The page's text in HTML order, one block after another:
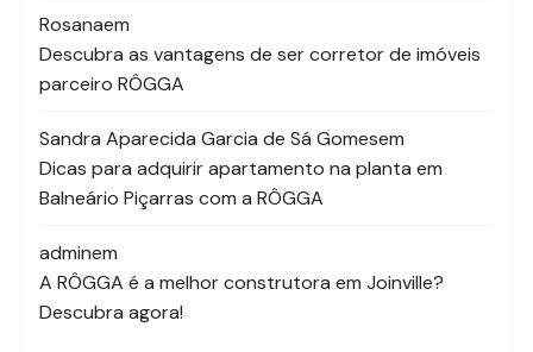
Rosanaem
Descubra as vantagens de ser corretor de imóveis
parceiro RÔGGA
Sandra Aparecida Garcia de Sá Gomesem
Dicas para adquirir apartamento na planta em
Balneário Piçarras com a RÔGGA
adminem
A RÔGGA é a melhor construtora em Joinville?
Descubra agora!